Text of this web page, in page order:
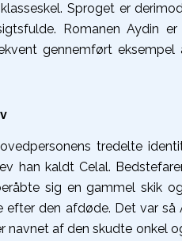
Sproget er
Romanen Aydin
gennemført eksempel
tredelte
han kaldt Celal.
sig en gammel skik
den afdøde. Det var så
navnet af den skudte onkel